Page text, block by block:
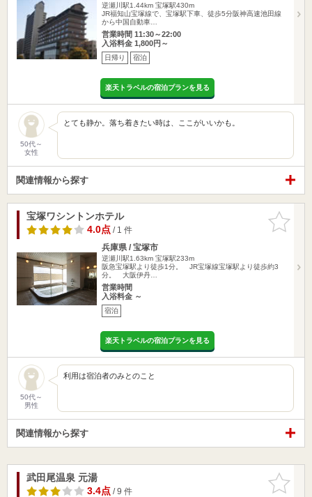
逆瀬川駅1.44km 宝塚駅430m
JR福知山宝塚線で、宝塚駅下車、徒歩5分阪神高速池田線
から中国自動車…
営業時間 11:30～22:00
入浴料金 1,800円～
日帰り 宿泊
楽天トラベルの宿泊プランを見る
50代～
女性
とても静か。落ち着きたい時は、ここがいいかも。
関連情報から探す
お気に入
りに追加
宝塚ワシントンホテル
4.0点/ 1 件
兵庫県 / 宝塚市
逆瀬川駅1.63km 宝塚駅233m
阪急宝塚駅より徒歩1分。 JR宝塚線宝塚駅より徒歩約3
分。 大阪伊丹…
営業時間
入浴料金 ～
宿泊
楽天トラベルの宿泊プランを見る
50代～
男性
利用は宿泊者のみとのこと
関連情報から探す
お気に入
りに追加
武田尾温泉 元湯
3.4点/ 9 件